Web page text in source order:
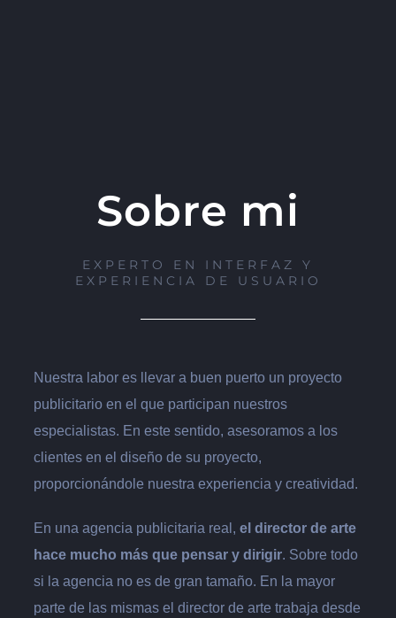
Sobre mi
EXPERTO EN INTERFAZ Y
EXPERIENCIA DE USUARIO
Nuestra labor es llevar a buen puerto un proyecto
publicitario en el que participan nuestros
especialistas. En este sentido, asesoramos a los
clientes en el diseño de su proyecto,
proporcionándole nuestra experiencia y creatividad.
En una agencia publicitaria real, el director de arte
hace mucho más que pensar y dirigir. Sobre todo
si la agencia no es de gran tamaño. En la mayor
parte de las mismas el director de arte trabaja desde